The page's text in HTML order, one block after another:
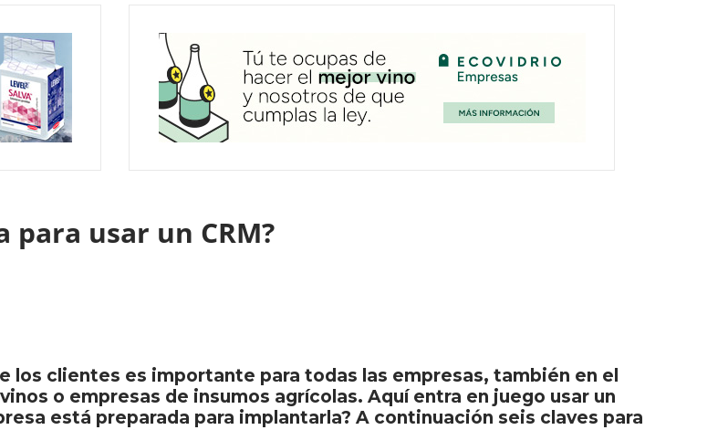
para usar un CRM?
los clientes es importante para todas las empresas, también en el
o empresas de insumos agrícolas. Aquí entra en juego usar un
está preparada para implantarla? A continuación seis claves para